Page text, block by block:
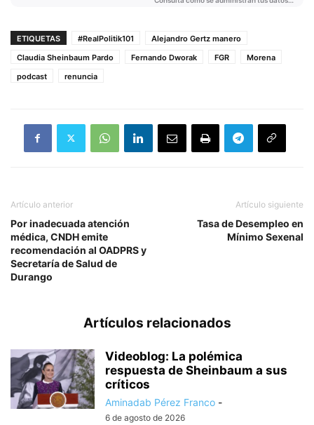
ETIQUETAS #RealPolitik101
Alejandro Gertz manero
Claudia Sheinbaum Pardo
Fernando Dworak FGR
Morena
podcast
renuncia
Artículo anterior
Por inadecuada atención
médica, CNDH emite
recomendación al OADPRS y
Secretaría de Salud de
Durango
Artículo siguiente
Tasa de Desempleo en
Mínimo Sexenal
Artículos relacionados
Videoblog: La polémica
respuesta de Sheinbaum a sus
críticos
Aminadab Pérez Franco -
6 de agosto de 2026